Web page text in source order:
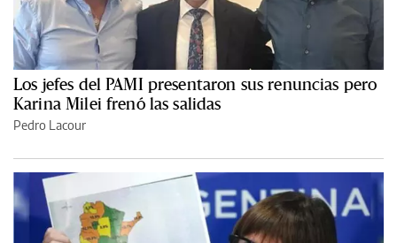
Los jefes del PAMI presentaron sus renuncias pero
Karina Milei frenó las salidas
Pedro Lacour